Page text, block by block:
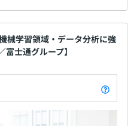
学習領域・データ分析に強
士通グループ】